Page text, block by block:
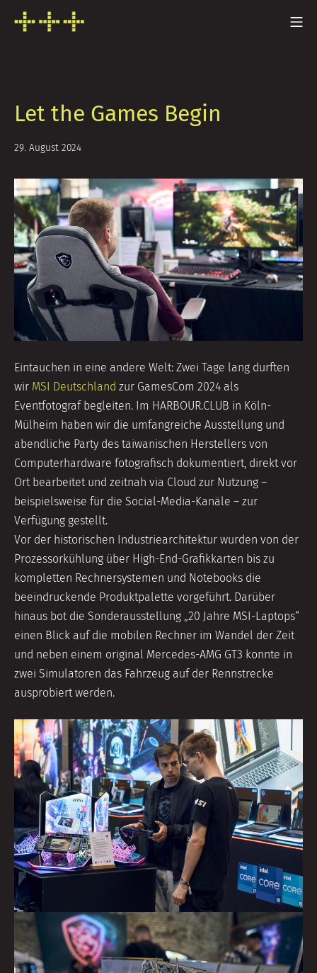
Inhalt
Let the Games Begin
29. August 202430.
2024
Eintauchen in eine andere Welt: Zwei Tage lang durften
wir MSI Deutschland zur GamesCom 2024 als
Eventfotograf begleiten. Im HARBOUR.CLUB in Köln-
Mülheim haben wir die umfangreiche Ausstellung und
abendliche Party des taiwanischen Herstellers von
Computerhardware fotografisch dokumentiert, direkt vor
Ort bearbeitet und zeitnah via Cloud zur Nutzung –
beispielsweise für die Social-Media-Kanäle – zur
Verfügung gestellt.
Vor der historischen Industriearchitektur wurden von der
Prozessorkühlung über High-End-Grafikkarten bis zu
kompletten Rechnersystemen und Notebooks die
beeindruckende Produktpalette vorgeführt. Darüber
hinaus bot die Sonderausstellung „20 Jahre MSI-Laptops“
einen Blick auf die mobilen Rechner im Wandel der Zeit
und neben einem original Mercedes-AMG GT3 konnte in
zwei Simulatoren das Fahrzeug auf der Rennstrecke
ausprobiert werden.